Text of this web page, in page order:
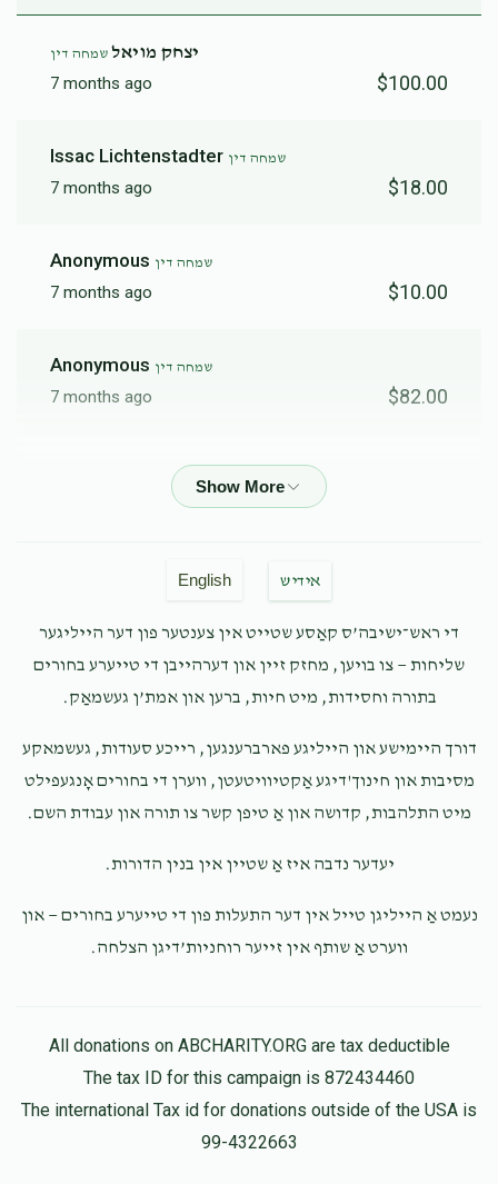
יצחק מויאל שמחה דין
7 months ago $100.00
Issac Lichtenstadter שמחה דין
7 months ago $18.00
Anonymous שמחה דין
7 months ago $10.00
Anonymous שמחה דין
7 months ago $82.00
שמחה דין
7 months ago $100.00
פאר מיין טייער נעפיו שמחה—זאלסט וואקסן און שטייגן!
David Spiraשמחה דין
7 months ago $50.00
7 months ago
Keep up the good work!
English אידיש
די ראש־ישיבה’ס קאַסע שטייט אין צענטער פון דער הייליגער
שליחות — צו בויען, מחזק זיין און דערהייבן די טייערע בחורים
בתורה וחסידות, מיט חיות, ברען און אמת’ן געשמאַק.
דורך היימישע און הייליגע פארברענגען, רייכע סעודות, געשמאקע
מסיבות און חינוך'דיגע אַקטיוויטעטן, ווערן די בחורים אָנגעפילט
מיט התלהבות, קדושה און אַ טיפן קשר צו תורה און עבודת השם.
יעדער נדבה איז אַ שטיין אין בנין הדורות.
נעמט אַ הייליגן טייל אין דער התעלות פון די טייערע בחורים — און
ווערט אַ שותף אין זייער רוחניות’דיגן הצלחה.
All donations on ABCHARITY.ORG are tax deductible
The tax ID for this campaign is 872434460
The international Tax id for donations outside of the USA is
99-4322663